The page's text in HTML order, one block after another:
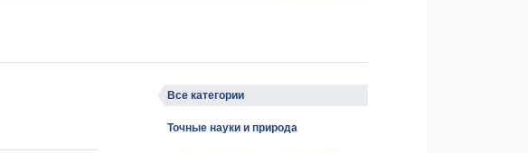
Все категории
Точные науки и природа